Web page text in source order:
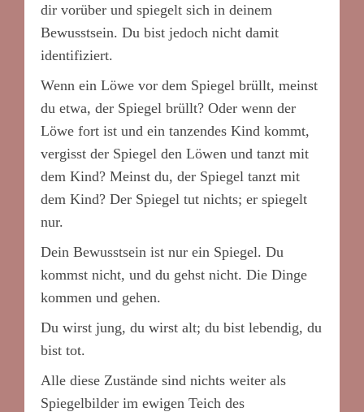
dir vorüber und spiegelt sich in deinem
Bewusstsein. Du bist jedoch nicht damit
identifiziert.
Wenn ein Löwe vor dem Spiegel brüllt, meinst
du etwa, der Spiegel brüllt? Oder wenn der
Löwe fort ist und ein tanzendes Kind kommt,
vergisst der Spiegel den Löwen und tanzt mit
dem Kind? Meinst du, der Spiegel tanzt mit
dem Kind? Der Spiegel tut nichts; er spiegelt
nur.
Dein Bewusstsein ist nur ein Spiegel. Du
kommst nicht, und du gehst nicht. Die Dinge
kommen und gehen.
Du wirst jung, du wirst alt; du bist lebendig, du
bist tot.
Alle diese Zustände sind nichts weiter als
Spiegelbilder im ewigen Teich des